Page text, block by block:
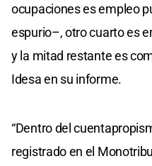
ocupaciones es empleo
espurio–, otro cuarto es
y la mitad restante es
Idesa en su informe.
“Dentro del
registrado en el